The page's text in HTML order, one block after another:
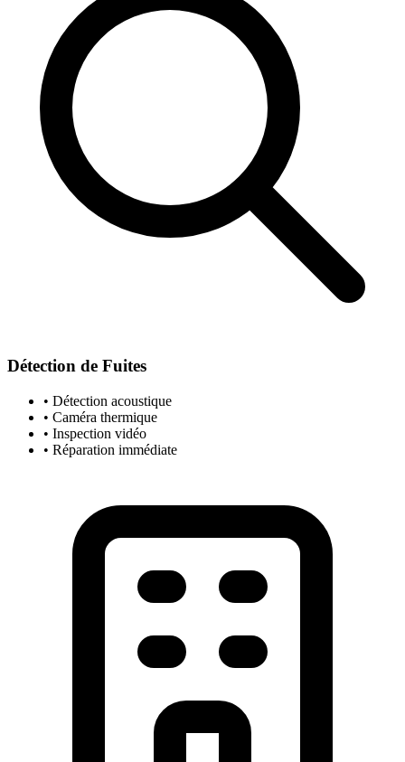
Détection de Fuites
• Détection acoustique
• Caméra thermique
• Inspection vidéo
• Réparation immédiate